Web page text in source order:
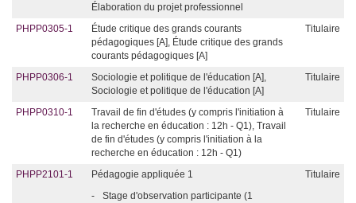
Élaboration du projet professionnel
PHPP0305-1
Étude critique des grands courants
pédagogiques [A], Étude critique des grands
courants pédagogiques [A]
Titulaire
PHPP0306-1
Sociologie et politique de l'éducation [A],
Sociologie et politique de l'éducation [A]
Titulaire
PHPP0310-1
Travail de fin d'études (y compris l'initiation à
la recherche en éducation : 12h - Q1), Travail
de fin d'études (y compris l'initiation à la
recherche en éducation : 12h - Q1)
Titulaire
PHPP2101-1 Pédagogie appliquée 1
Titulaire
-
Stage d'observation participante (1